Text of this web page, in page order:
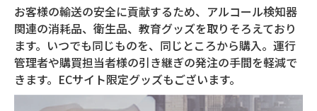
お客様の輸送の安全に貢献するため、アルコール検知器
関連の消耗品、衛生品、教育グッズを取りそろえており
ます。いつでも同じものを、同じところから購入。運行
管理者や購買担当者様の引き継ぎの発注の手間を軽減で
きます。ECサイト限定グッズもございます。